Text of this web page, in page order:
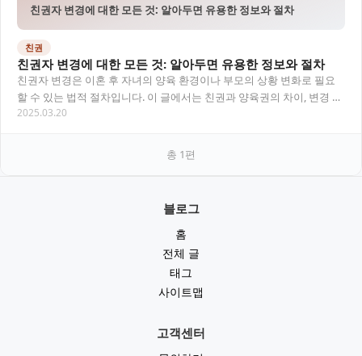
친권자 변경에 대한 모든 것: 알아두면 유용한 정보와 절차
친권
친권자 변경에 대한 모든 것: 알아두면 유용한 정보와 절차
친권자 변경은 이혼 후 자녀의 양육 환경이나 부모의 상황 변화로 필요
할 수 있는 법적 절차입니다. 이 글에서는 친권과 양육권의 차이, 변경 사
유, 절차, 필요 서류, 그리고 사람들…
2025.03.20
총 1편
블로그
홈
전체 글
태그
사이트맵
고객센터